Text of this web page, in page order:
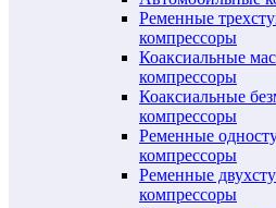
Ременные
компрессоры
Коаксиальные
компрессоры
Коаксиальные
компрессоры
Ременные
компрессоры
Ременные
компрессоры